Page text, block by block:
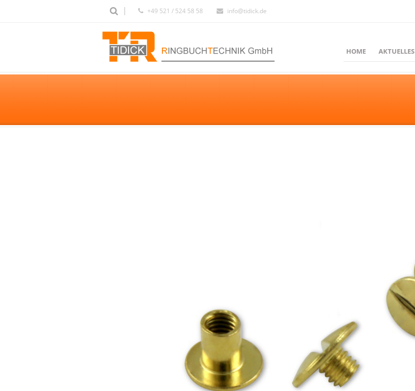
+49 521 / 524 58 58 info@tidick.de
HOME AKTUELLES